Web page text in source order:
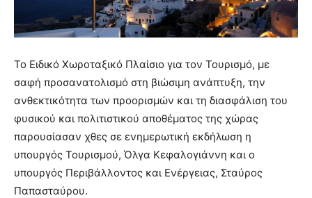
Το Ειδικό Χωροταξικό Πλαίσιο για τον Τουρισμό, με
σαφή προσανατολισμό στη βιώσιμη ανάπτυξη, την
ανθεκτικότητα των προορισμών και τη διασφάλιση του
φυσικού και πολιτιστικού αποθέματος της χώρας
παρουσίασαν χθες σε ενημερωτική εκδήλωση η
υπουργός Τουρισμού, Όλγα Κεφαλογιάννη και ο
υπουργός Περιβάλλοντος και Ενέργειας, Σταύρος
Παπασταύρου.